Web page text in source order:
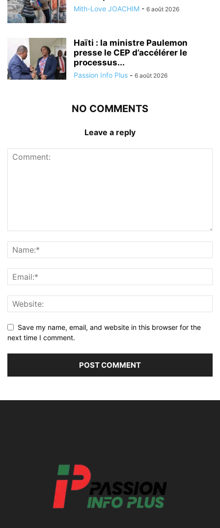
Mith-Love JOACHIM - 6 août 2026
Haïti : la ministre Paulemon
presse le CEP d’accélérer le
processus...
Passion Info Plus - 6 août 2026
NO COMMENTS
Leave a reply
Save my name, email, and website in this browser for the
next time I comment.